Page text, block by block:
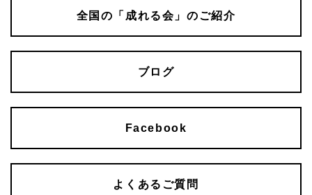
全国の「成れる会」のご紹介
ブログ
Facebook
よくあるご質問